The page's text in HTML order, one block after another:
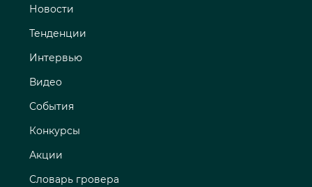
Новости
Тенденции
Интервью
Видео
События
Конкурсы
Акции
Словарь гровера